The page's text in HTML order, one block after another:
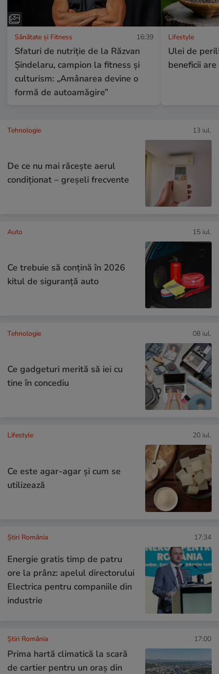
Sănătate și Fitness 16:39
Sfaturi de nutriție de la Răzvan
Șindelaru, campion la fitness și
culturism: „Amânarea devine o
formă de autoamăgire”
Lifestyle
Ulei de
beneficii are
Tehnologie 13 iul.
De ce nu mai răcește aerul
condiționat – greșeli frecvente
Auto 15 iul.
Ce trebuie să conţină în 2026
kitul de siguranţă auto
Tehnologie 08 iul.
Ce gadgeturi merită să iei cu
tine în concediu
Lifestyle 20 iul.
Ce este agar-agar și cum se
utilizează
Știri România 17:34
Energie gratis timp de patru
ore la prânz: apelul directorului
Electrica pentru companiile din
industrie
Știri România 17:00
Prima hartă climatică la scară
de cartier pentru un oraș din